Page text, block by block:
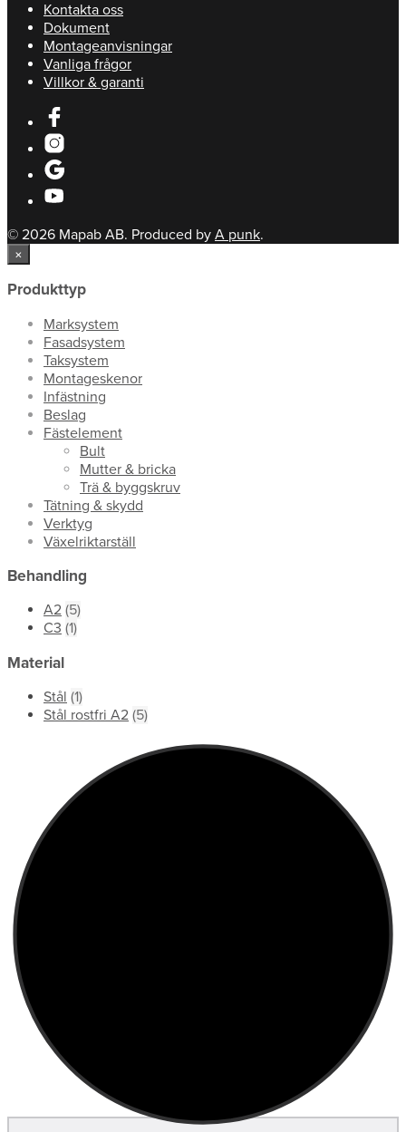
Kontakta oss
Dokument
Montageanvisningar
Vanliga frågor
Villkor & garanti
© 2026 Mapab AB. Produced by A punk.
×
Produkttyp
Marksystem
Fasadsystem
Taksystem
Montageskenor
Infästning
Beslag
Fästelement
Bult
Mutter & bricka
Trä & byggskruv
Tätning & skydd
Verktyg
Växelriktarställ
Behandling
A2 (5)
C3 (1)
Material
Stål (1)
Stål rostfri A2 (5)